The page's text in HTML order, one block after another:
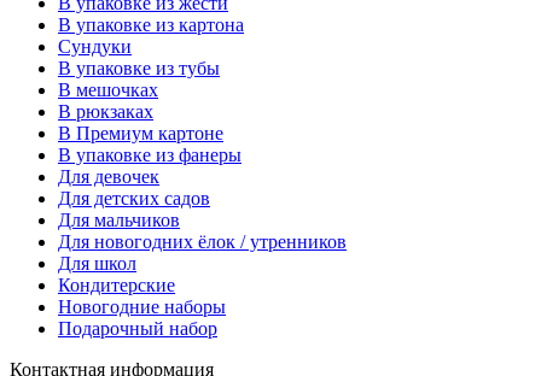
В упаковке из картона
Сундуки
В упаковке из тубы
В мешочках
В рюкзаках
В Премиум картоне
В упаковке из фанеры
Для девочек
Для детских садов
Для мальчиков
Для новогодних ёлок / утренников
Для школ
Кондитерские
Новогодние наборы
Подарочный набор
Контактная информация